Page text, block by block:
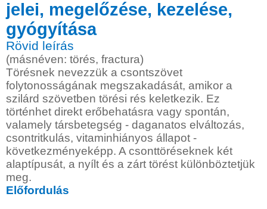
jelei, megelőzése, kezelése,
gyógyítása
Rövid leírás
(másnéven: törés, fractura)
Törésnek nevezzük a csontszövet
folytonosságának megszakadását, amikor a
szilárd szövetben törési rés keletkezik. Ez
történhet direkt erőbehatásra vagy spontán,
valamely társbetegség - daganatos elváltozás,
csontritkulás, vitaminhiányos állapot -
következményeképp. A csonttöréseknek két
alaptípusát, a nyílt és a zárt törést különböztetjük
meg.
Előfordulás